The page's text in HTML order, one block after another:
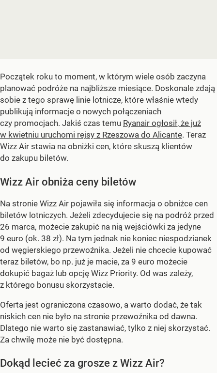
Początek roku to moment, w którym wiele osób zaczyna
planować podróże na najbliższe miesiące. Doskonale zdają
sobie z tego sprawę linie lotnicze, które właśnie wtedy
publikują informacje o nowych połączeniach
czy promocjach. Jakiś czas temu Ryanair ogłosił, że już
w kwietniu uruchomi rejsy z Rzeszowa do Alicante. Teraz
Wizz Air stawia na obniżki cen, które skuszą klientów
do zakupu biletów.
Wizz Air obniża ceny biletów
Na stronie Wizz Air pojawiła się informacja o obniżce cen
biletów lotniczych. Jeżeli zdecydujecie się na podróż przed
26 marca, możecie zakupić na nią wejściówki za jedyne
9 euro (ok. 38 zł). Na tym jednak nie koniec niespodzianek
od węgierskiego przewoźnika. Jeżeli nie chcecie kupować
teraz biletów, bo np. już je macie, za 9 euro możecie
dokupić bagaż lub opcję Wizz Priority. Od was zależy,
z którego bonusu skorzystacie.
Oferta jest ograniczona czasowo, a warto dodać, że tak
niskich cen nie było na stronie przewoźnika od dawna.
Dlatego nie warto się zastanawiać, tylko z niej skorzystać.
Za chwilę może nie być dostępna.
Dokąd lecieć za grosze z Wizz Air?